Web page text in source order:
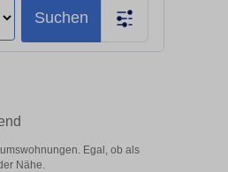
Suchen
Egal, ob als
Nähe.